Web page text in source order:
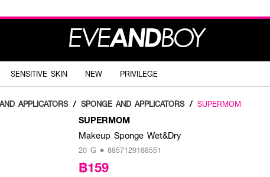
SENSITIVE SKIN NEW PRIVILEGE
APPLICATORS / SPONGE AND APPLICATORS / SUPERMOM
SUPERMOM
Makeup Sponge Wet&Dry
20 G • 8857129188551
฿159